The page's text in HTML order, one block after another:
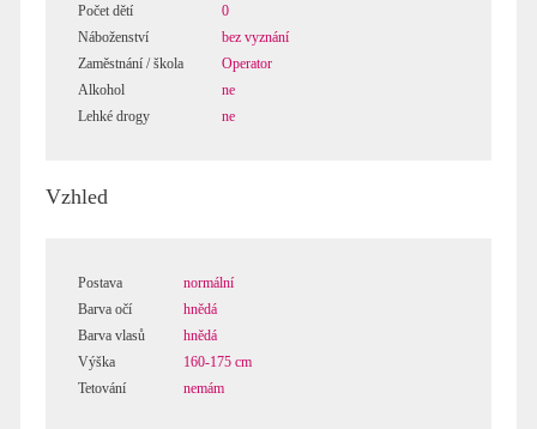
Počet dětí
0
Náboženství
bez vyznání
Zaměstnání / škola
Operator
Alkohol
ne
Lehké drogy
ne
Vzhled
Postava
normální
Barva očí
hnědá
Barva vlasů
hnědá
Výška
160-175 cm
Tetování
nemám